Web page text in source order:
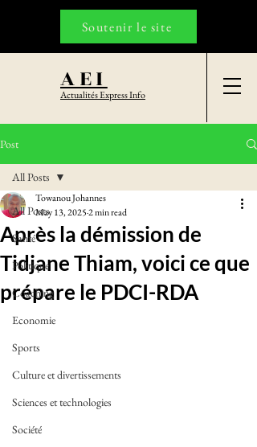
AEI
Actualités Express Info
Soutenir le site
Post
All Posts
Santé
Politique
Coaching
Economie
Sports
Culture et divertissements
Sciences et technologies
Société
All Posts
Après la démission de
Tidjane Thiam, voici ce que
prépare le PDCI-RDA
Towanou Johannes
May 13, 20252 min read